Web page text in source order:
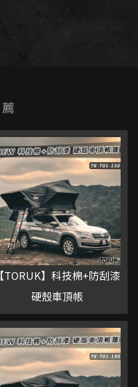
【TORUK】科技棉+防刮漆
硬殼車頂帳